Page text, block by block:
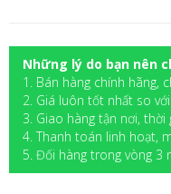
Những lý do bạn nên
1. Bán hàng chính hãng,
2. Giá luôn tốt nhất so
3. Giao hàng tận nơi,
4. Thanh toán linh hoạt,
5. Đối hàng trong vòng 3